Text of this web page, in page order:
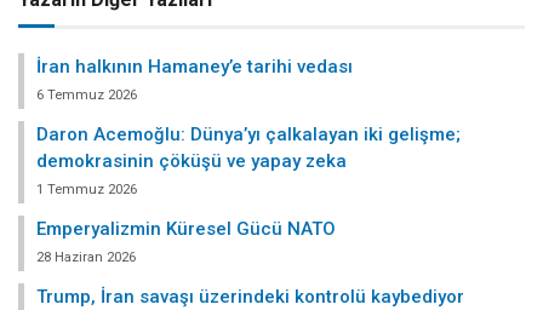
İran halkının Hamaney’e tarihi vedası
6 Temmuz 2026
Daron Acemoğlu: Dünya’yı çalkalayan iki gelişme;
demokrasinin çöküşü ve yapay zeka
1 Temmuz 2026
Emperyalizmin Küresel Gücü NATO
28 Haziran 2026
Trump, İran savaşı üzerindeki kontrolü kaybediyor